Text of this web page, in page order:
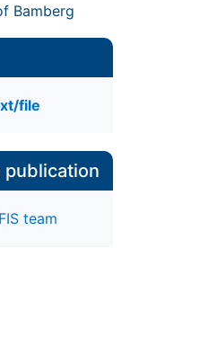
Bamberg
file
publication
team